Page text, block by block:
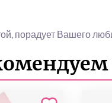
порадует Вашего